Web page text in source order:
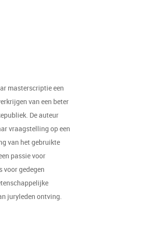
masterscriptie een
van een beter
De auteur
vraagstelling op een
van het gebruikte
passie voor
voor gedegen
juryleden ontving.